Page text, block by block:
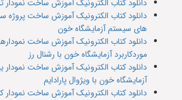
دانلود کتاب الکترونیک آموزش ساخت نمودار
دانلود کتاب الکترونیک آموزش ساخت پروژه
های سیستم آزمایشگاه خون
دانلود کتاب الکترونیک آموزش ساخت
موردکاربرد آزمایشگاه خون با رشنال رز
دانلود کتاب الکترونیک آموزش ساخت نمودار
آزمایشگاه خون با ویژوال پارادایم
دانلود کتاب الکترونیک آموزش ساخت